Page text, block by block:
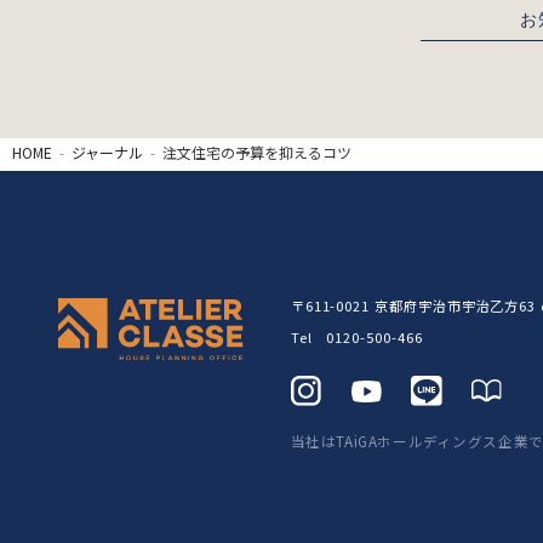
お
HOME ジャーナル 注文住宅の予算を抑えるコツ
〒611-0021京都府宇治市宇治乙方
Tel 0120-500-466
当社はTAiGAホールディングス企業